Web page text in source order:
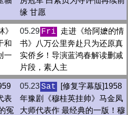
缘 甘愿
和
一
05.29 Fri
走进《给阿嬷的情
书》八万公里奔赴只为还原真
实侨乡！导演蓝鸿春解读删减
片段，素人主
表
冤
05.23Sat
[修复字幕版]1958
年豫剧《穆桂英挂帅》马金凤
大师代表作 最经典的一版！穆